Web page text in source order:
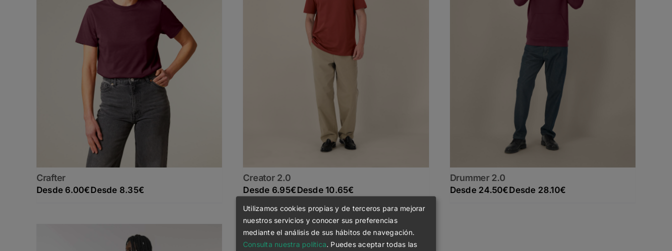
Crafter
6.00€ 8.35€
Creator 2.0
6.95€ 10.65€
Drummer 2.0
24.50€ 28.10€
Utilizamos cookies propias y de terceros para mejorar
nuestros servicios y conocer sus preferencias
mediante el análisis de sus hábitos de navegación.
Consulta nuestra política. Puedes aceptar todas las